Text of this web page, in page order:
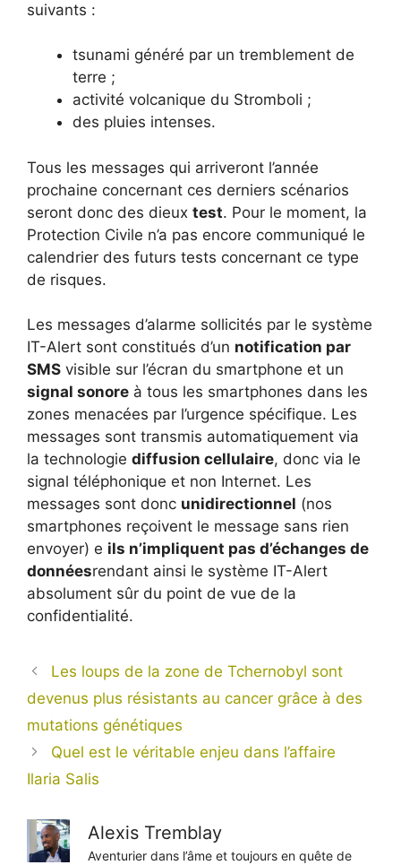
suivants :
tsunami généré par un tremblement de
terre ;
activité volcanique du Stromboli ;
des pluies intenses.
Tous les messages qui arriveront l’année
prochaine concernant ces derniers scénarios
seront donc des dieux test. Pour le moment, la
Protection Civile n’a pas encore communiqué le
calendrier des futurs tests concernant ce type
de risques.
Les messages d’alarme sollicités par le système
IT-Alert sont constitués d’un notification par
SMS visible sur l’écran du smartphone et un
signal sonore à tous les smartphones dans les
zones menacées par l’urgence spécifique. Les
messages sont transmis automatiquement via
la technologie diffusion cellulaire, donc via le
signal téléphonique et non Internet. Les
messages sont donc unidirectionnel (nos
smartphones reçoivent le message sans rien
envoyer) e ils n’impliquent pas d’échanges de
donnéesrendant ainsi le système IT-Alert
absolument sûr du point de vue de la
confidentialité.
Les loups de la zone de Tchernobyl sont
devenus plus résistants au cancer grâce à des
mutations génétiques
Quel est le véritable enjeu dans l’affaire
Ilaria Salis
Alexis Tremblay
Aventurier dans l’âme et toujours en quête de